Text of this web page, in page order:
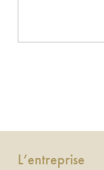
L’entreprise